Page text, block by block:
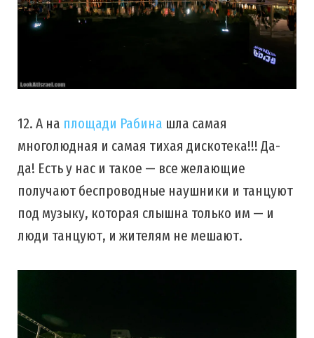
12. А на площади Рабина шла самая
многолюдная и самая тихая дискотека!!! Да-
да! Есть у нас и такое — все желающие
получают беспроводные наушники и танцуют
под музыку, которая слышна только им — и
люди танцуют, и жителям не мешают.